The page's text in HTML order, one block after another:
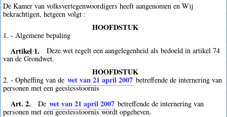
De Kamer van volksvertegenwoordigers heeft aangenomen en Wij
bekrachtigen, hetgeen volgt :
HOOFDSTUK
1. - Algemene bepaling
Artikel 1.
Deze wet regelt een aangelegenheid als bedoeld in artikel 74
van de Grondwet.
HOOFDSTUK
2. - Opheffing van de wet van 21 april 2007 betreffende de internering van
personen met een geestesstoornis
Art. 2. De wet van 21 april 2007 betreffende de internering van
personen met een geestesstoornis wordt opgeheven.